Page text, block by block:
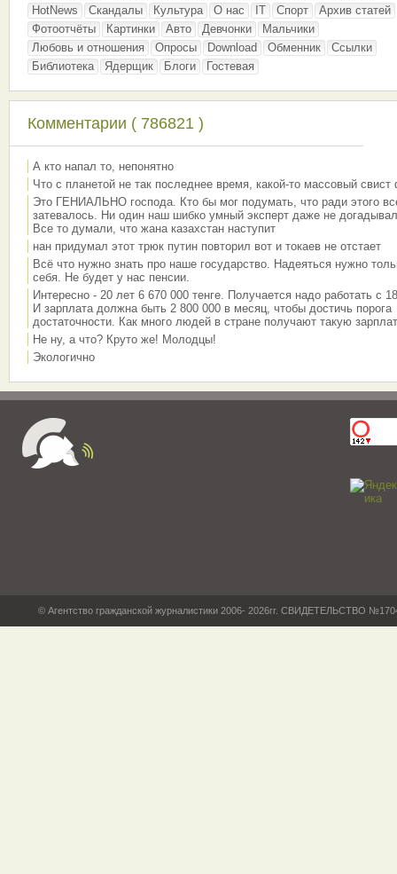
HotNews
Скандалы Культура О нас IT Спорт
Архив статей
Фотоотчёты
Картинки Авто Девчонки
Мальчики
Любовь и отношения
Опросы Download Обменник
Ссылки
Библиотека
Ядерщик Блоги Гостевая
Комментарии ( 786821 )
А кто напал то, непонятно
Что с планетой не так последнее время, какой-то массовый свист
Это ГЕНИАЛЬНО господа. Кто бы мог подумать, что ради этого
затевалось. Ни один наш шибко умный эксперт даже не
Все то думали, что жана казахстан наступит
нан придумал этот трюк путин повторил вот и токаев не отстает
Всё что нужно знать про наше государство. Надеяться нужно
себя. Не будет у нас пенсии.
Интересно - 20 лет 6 670 000 тенге. Получается надо работать с
И зарплата должна быть 2 800 000 в месяц, чтобы достичь порога
достаточности. Как много людей в стране получают такую
Не ну, а что? Круто же! Молодцы!
Экологично
© Агентство гражданской журналистики 2006- 2026гг. СВИДЕТЕЛЬСТВО